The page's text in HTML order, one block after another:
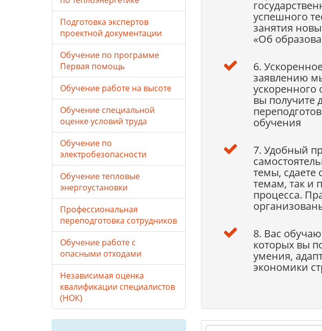
успешного
занятия
«Об
6.
заявлению
ускоренного
вы получите
обучения
7. Удобный
темы, сдаете
темам, так и
процесса.
8. Вас
которых вы
умения,
экономики
Подготовка экспертов
проектной документации
Обучение по программе
Первая помощь
Обучение работе на высоте
Обучение специальной
оценке условий труда
Обучение по
электробезопасности
Обучение тепловые
энергоустановки
Профессиональная
переподготовка сотрудников
Обучение работе с
опасными отходами
Независимая оценка
квалификации специалистов
(НОК)